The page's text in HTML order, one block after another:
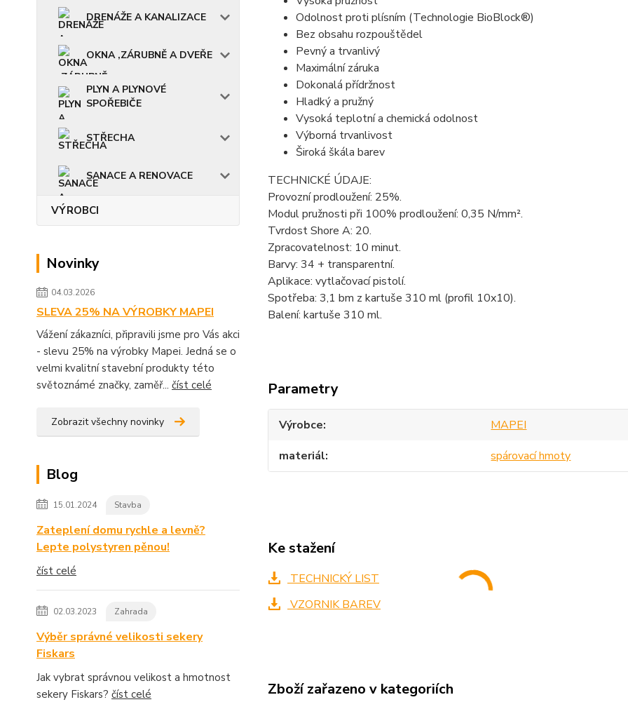
DRENÁŽE A KANALIZACE
OKNA ,ZÁRUBNĚ A DVEŘE
PLYN A PLYNOVÉ
SPOŘEBIČE
STŘECHA
SANACE A RENOVACE
VÝROBCI
Novinky
04.03.2026
SLEVA 25% NA VÝROBKY MAPEI
Vážení zákazníci, připravili jsme pro Vás akci
- slevu 25% na výrobky Mapei. Jedná se o
velmi kvalitní stavební produkty této
světoznámé značky, zaměř... číst celé
Zobrazit všechny novinky
Blog
15.01.2024 Stavba
Zateplení domu rychle a levně?
Lepte polystyren pěnou!
číst celé
02.03.2023 Zahrada
Výběr správné velikosti sekery
Fiskars
Jak vybrat správnou velikost a hmotnost
sekery Fiskars? číst celé
Odolnost proti plísním (Technologie BioBlock®)
Bez obsahu rozpouštědel
Pevný a trvanlivý
Maximální záruka
Dokonalá přídržnost
Hladký a pružný
Vysoká teplotní a chemická odolnost
Výborná trvanlivost
Široká škála barev
TECHNICKÉ ÚDAJE:
Provozní prodloužení: 25%.
Modul pružnosti při 100% prodloužení: 0,35 N/mm².
Tvrdost Shore A: 20.
Zpracovatelnost: 10 minut.
Barvy: 34 + transparentní.
Aplikace: vytlačovací pistolí.
Spotřeba: 3,1 bm z kartuše 310 ml (profil 10x10).
Balení: kartuše 310 ml.
Parametry
Výrobce
MAPEI
materiál
spárovací hmoty
Ke stažení
TECHNICKÝ LIST
VZORNIK BAREV
Zboží zařazeno v kategoriích